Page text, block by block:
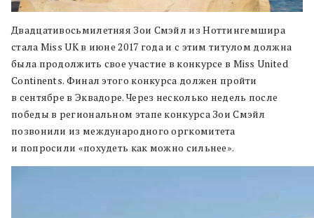
Двадцативосьмилетняя Зои Смэйл из Ноттингемшира
стала Miss UK в июне 2017 года и с этим титулом должна
была продолжить свое участие в конкурсе в Miss United
Continents. Финал этого конкурса должен пройти
в сентябре в Эквадоре. Через несколько недель после
победы в региональном этапе конкурса Зои Смэйл
позвонили из международного оргкомитета
и попросили «похудеть как можно сильнее».